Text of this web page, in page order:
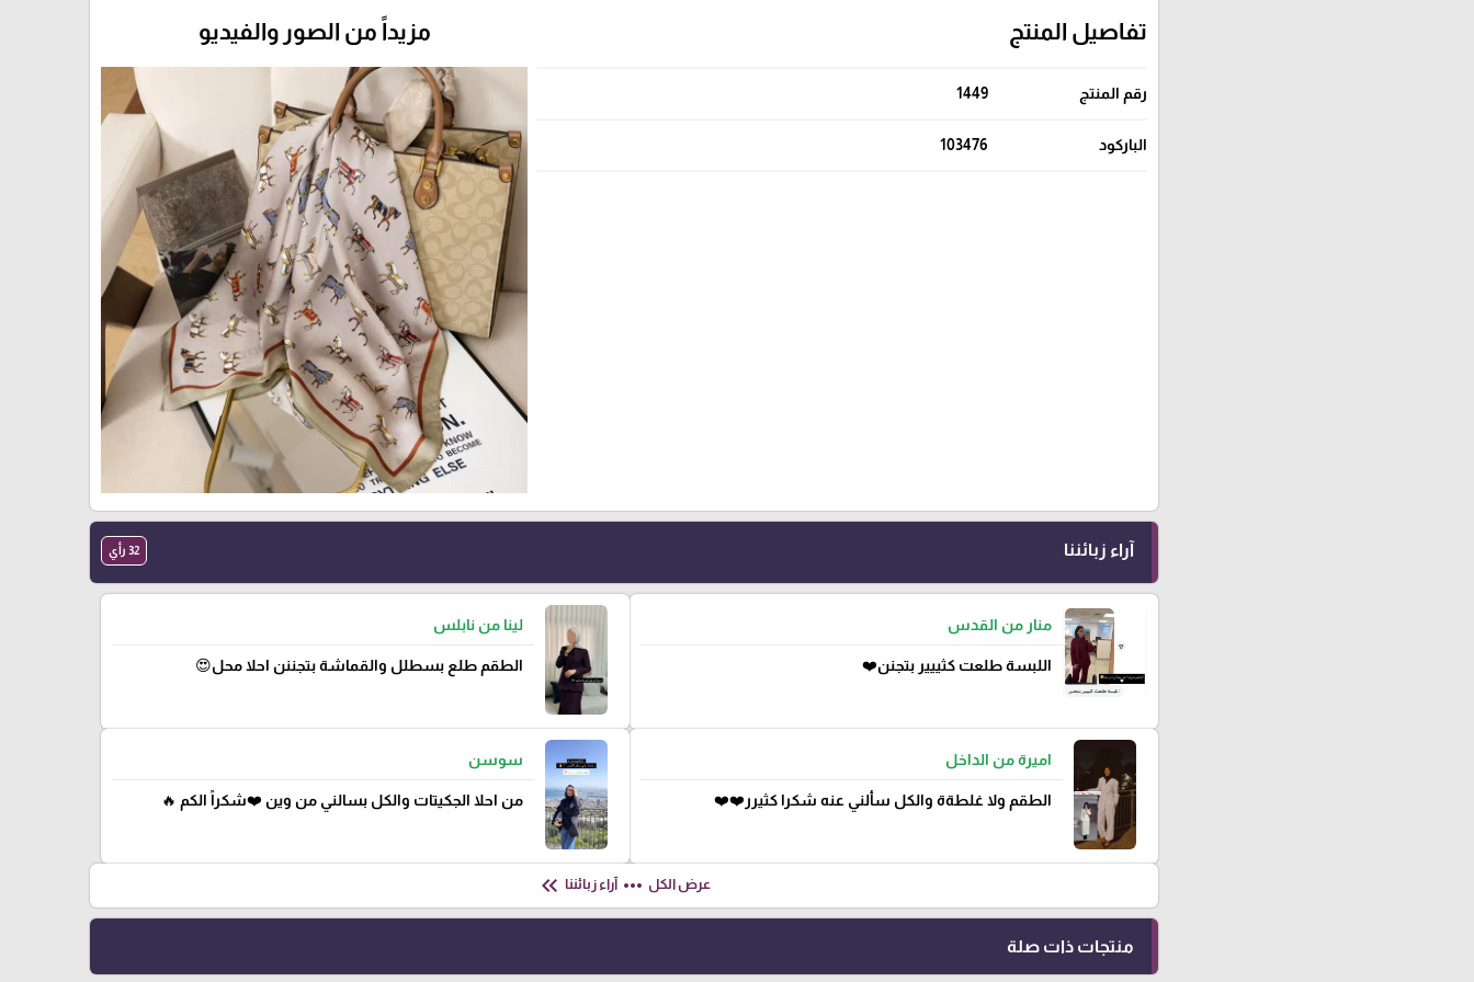
تفاصيل المنتج
رقم المنتج 1449
الباركود 103476
مزيداً من الصور والفيديو
آراء زبائننا 32 رأي
منار من القدس
اللبسة طلعت كثييير بتجنن❤️
لينا من نابلس
الطقم طلع بسطلل والقماشة بتجننن احلا محل😍
اميرة من الداخل
الطقم ولا غلطةة والكل سألني عنه شكرا كثيرر❤️❤️
سوسن
من احلا الجكيتات والكل بسالني من وين ❤️شكراً الكم 🔥
عرض الكل more_horiz آراء زبائننا keyboard_double_arrow_left
منتجات ذات صلة